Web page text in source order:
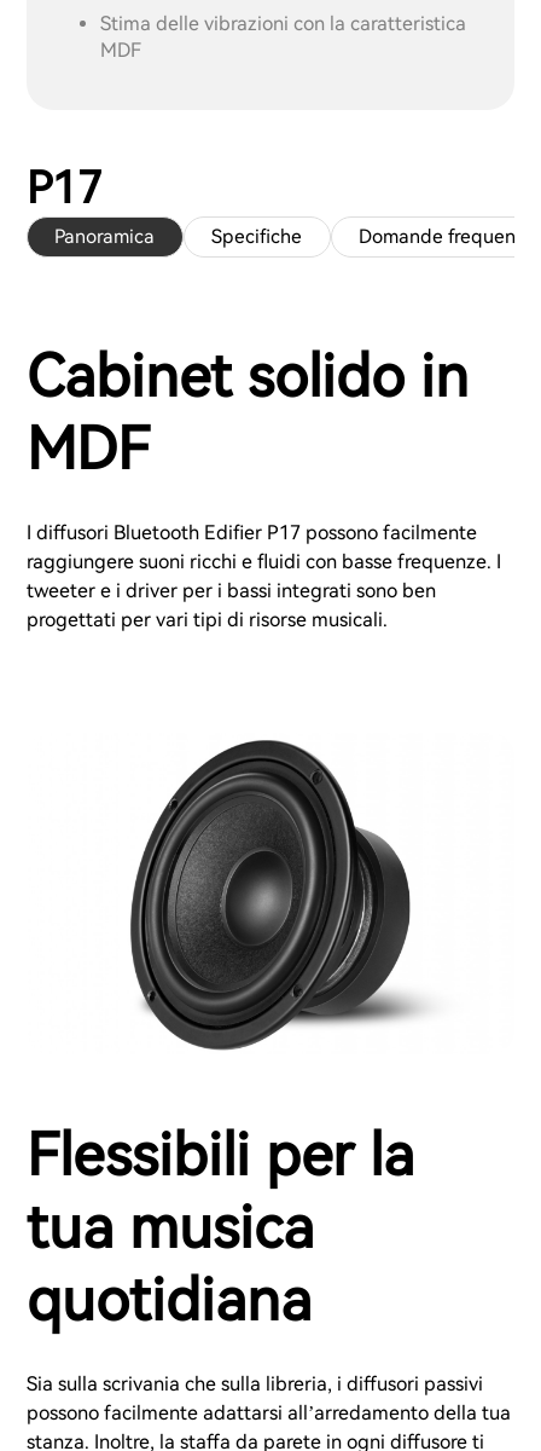
Stima delle vibrazioni con la caratteristica
MDF
P17
Panoramica Specifiche Domande frequenti
Cabinet solido in
MDF
I diffusori Bluetooth Edifier P17 possono facilmente
raggiungere suoni ricchi e fluidi con basse frequenze. I
tweeter e i driver per i bassi integrati sono ben
progettati per vari tipi di risorse musicali.
Flessibili per la
tua musica
quotidiana
Sia sulla scrivania che sulla libreria, i diffusori passivi
possono facilmente adattarsi all’arredamento della tua
stanza. Inoltre, la staffa da parete in ogni diffusore ti